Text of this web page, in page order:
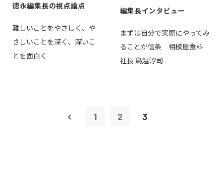
徳永編集長の視点論点
難しいことをやさしく、や
さしいことを深く、深いこ
とを面白く
編集長インタビュー
まずは自分で実際にやってみ
ることが信条 相模屋食料
社長 鳥越淳司
1 2 3